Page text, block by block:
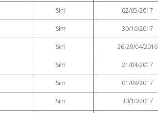
Sim 02/05/2017
Sim 30/10/2017
Sim 26-29/04/2016
Sim 21/04/2017
Sim 01/09/2017
Sim 30/10/2017